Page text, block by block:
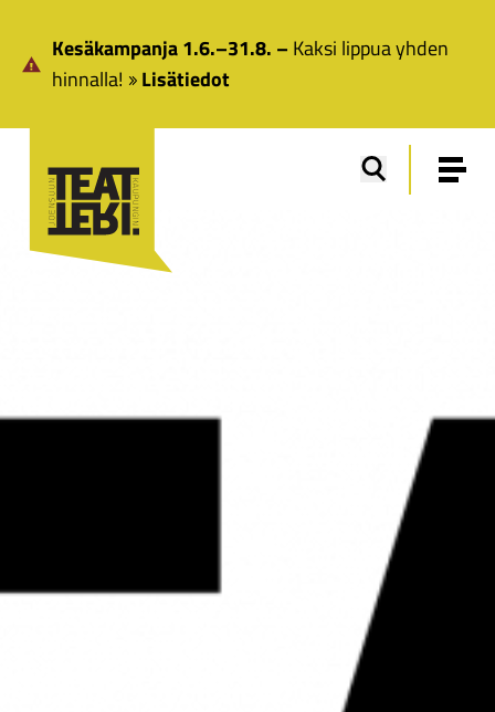
Kesäkampanja 1.6.–31.8. – Kaksi lippua yhden
hinnalla!
Lisätiedot